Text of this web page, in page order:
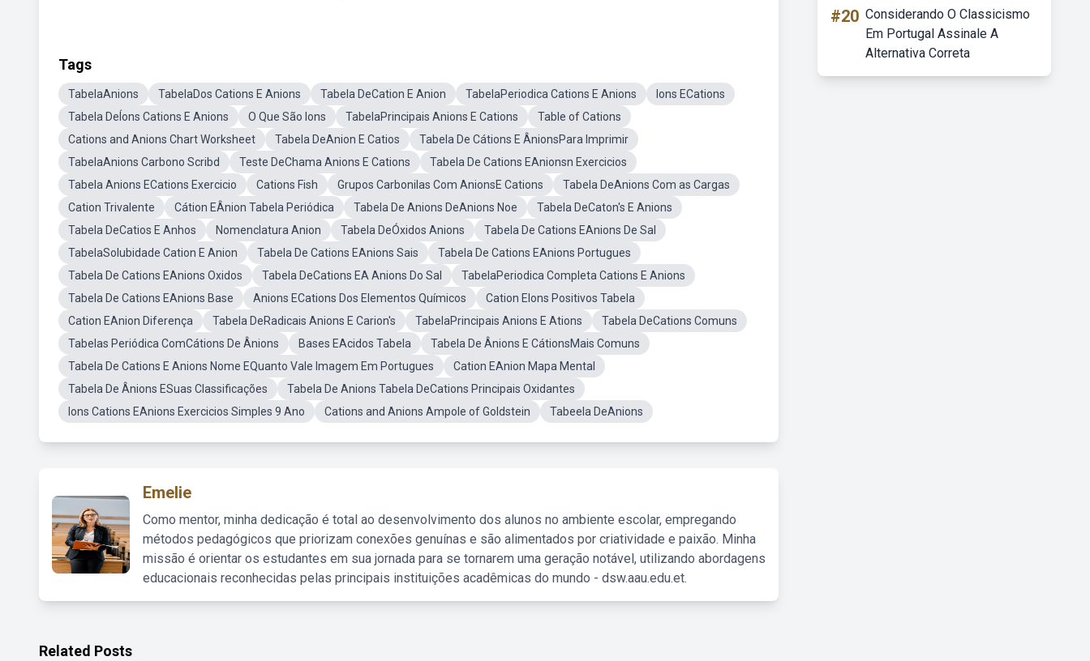
Tags
TabelaAnions TabelaDos Cations E Anions Tabela DeCation E Anion TabelaPeriodica Cations E Anions
Ions ECations
Tabela DeÍons Cations E Anions
O Que São Ions TabelaPrincipais Anions E Cations
Table of Cations
Cations and Anions Chart Worksheet
Tabela DeAnion E Catios
Tabela De Cátions E ÂnionsPara Imprimir
TabelaAnions Carbono Scribd
Teste DeChama Anions E Cations
Tabela De Cations EAnionsn Exercicios
Tabela Anions ECations Exercicio
Cations Fish Grupos Carbonilas Com AnionsE Cations
Tabela DeAnions Com as Cargas
Cation Trivalente
Cátion EÂnion Tabela Periódica Tabela De Anions DeAnions Noe
Tabela DeCaton's E Anions
Tabela DeCatios E Anhos
Nomenclatura Anion Tabela DeÓxidos Anions
Tabela De Cations EAnions De Sal
TabelaSolubidade Cation E Anion
Tabela De Cations EAnions Sais
Tabela De Cations EAnions Portugues
Tabela De Cations EAnions Oxidos
Tabela DeCations EA Anions Do Sal
TabelaPeriodica Completa Cations E Anions
Tabela De Cations EAnions Base
Anions ECations Dos Elementos Químicos
Cation EIons Positivos Tabela
Cation EAnion Diferença
Tabela DeRadicais Anions E Carion's TabelaPrincipais Anions E Ations
Tabela DeCations Comuns
Tabelas Periódica ComCátions De Ânions
Bases EAcidos Tabela
Tabela De Ânions E CátionsMais Comuns
Tabela De Cations E Anions Nome EQuanto Vale Imagem Em Portugues
Cation EAnion Mapa Mental
Tabela De Ânions ESuas Classificações
Tabela De Anions Tabela DeCations Principais Oxidantes
Ions Cations EAnions Exercicios Simples 9 Ano
Cations and Anions Ampole of Goldstein Tabeela DeAnions
Emelie
Como mentor, minha dedicação é total ao desenvolvimento dos alunos no ambiente escolar, empregando
métodos pedagógicos que priorizam conexões genuínas e são alimentados por criatividade e paixão. Minha
missão é orientar os estudantes em sua jornada para se tornarem uma geração notável, utilizando abordagens
educacionais reconhecidas pelas principais instituições acadêmicas do mundo - dsw.aau.edu.et.
#20 Considerando O Classicismo
Em Portugal Assinale A
Alternativa Correta
Related Posts